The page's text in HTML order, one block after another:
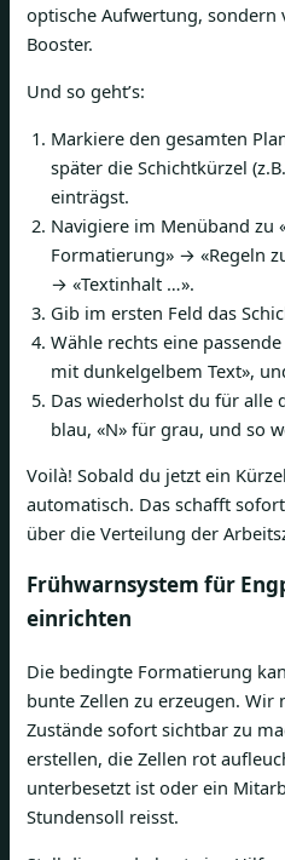
optische Aufwertung, sondern
Booster.
Und so geht’s:
Markiere den gesamten
später die Schichtkürzel
einträgst.
Navigiere im Menüband zu
Formatierung» → «Regeln
→ «Textinhalt …».
Gib im ersten Feld das
Wähle rechts eine
mit dunkelgelbem Text»,
Das wiederholst du für alle
blau, «N» für grau, und so
Voilà! Sobald du jetzt ein
automatisch. Das schafft
über die Verteilung der
Frühwarnsystem für
einrichten
Die bedingte Formatierung
bunte Zellen zu erzeugen.
Zustände sofort sichtbar zu
erstellen, die Zellen rot
unterbesetzt ist oder ein
Stundensoll reisst.